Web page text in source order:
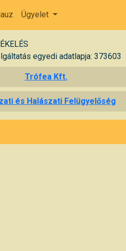
Ügyelet
egyedi adatlapja: 373603
Trófea Kft.
és Halászati Felügyelőség